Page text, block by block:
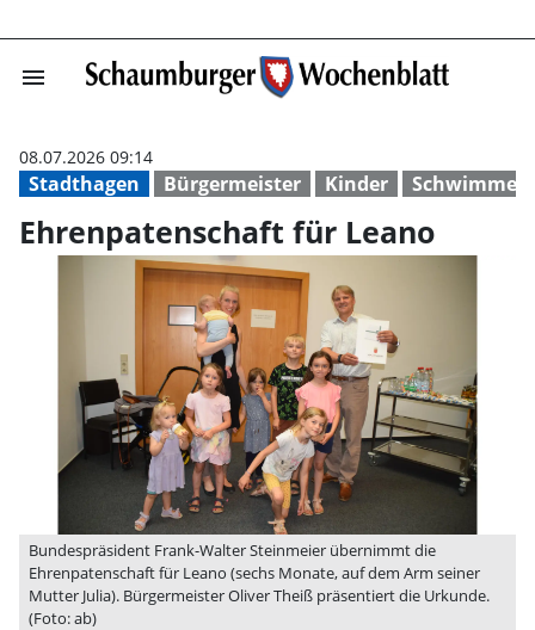
menu
Stadthagen Bürgermeister Kinder Schwimmen
08.07.2026 09:14
Ehrenpatenschaft für Leano
Bundespräsident Frank-Walter Steinmeier übernimmt die
Ehrenpatenschaft für Leano (sechs Monate, auf dem Arm seiner
Mutter Julia). Bürgermeister Oliver Theiß präsentiert die Urkunde.
(Foto: ab)